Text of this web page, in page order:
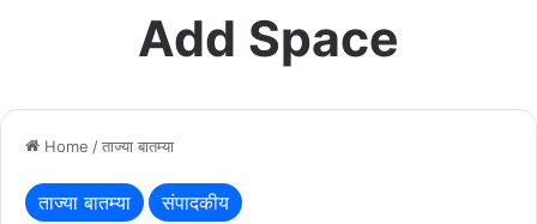
Add Space
Home /ताज्या बातम्या
ताज्या बातम्या संपादकीय